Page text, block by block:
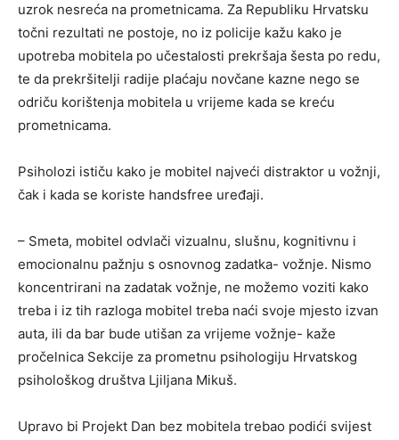
uzrok nesreća na prometnicama. Za Republiku Hrvatsku
točni rezultati ne postoje, no iz policije kažu kako je
upotreba mobitela po učestalosti prekršaja šesta po redu,
te da prekršitelji radije plaćaju novčane kazne nego se
odriču korištenja mobitela u vrijeme kada se kreću
prometnicama.
Psiholozi ističu kako je mobitel najveći distraktor u vožnji,
čak i kada se koriste handsfree uređaji.
– Smeta, mobitel odvlači vizualnu, slušnu, kognitivnu i
emocionalnu pažnju s osnovnog zadatka- vožnje. Nismo
koncentrirani na zadatak vožnje, ne možemo voziti kako
treba i iz tih razloga mobitel treba naći svoje mjesto izvan
auta, ili da bar bude utišan za vrijeme vožnje- kaže
pročelnica Sekcije za prometnu psihologiju Hrvatskog
psihološkog društva Ljiljana Mikuš.
Upravo bi Projekt Dan bez mobitela trebao podići svijest